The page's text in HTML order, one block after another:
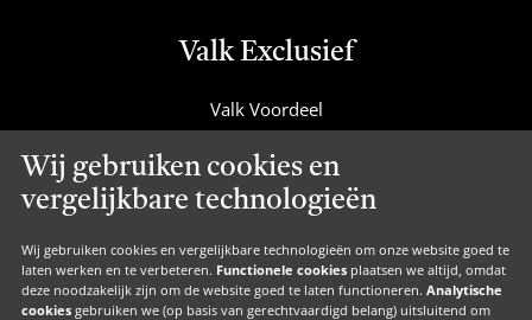
Wij gebruiken cookies en
vergelijkbare technologieën
Wij gebruiken cookies en vergelijkbare technologieën om onze website goed te
laten werken en te verbeteren. Functionele cookies plaatsen we altijd, omdat
deze noodzakelijk zijn om de website goed te laten functioneren. Analytische
cookies gebruiken we (op basis van gerechtvaardigd belang) uitsluitend om
Valk Exclusief
Valk Voordeel
Valk Suites
Valk Jobs
Valk Exclusief Membership
Valk Voor Thuis